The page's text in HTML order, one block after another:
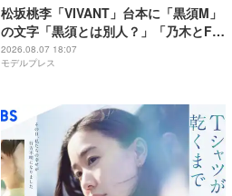
松坂桃李「VIVANT」台本に「黒須M」
の文字「黒須とは別人？」「乃木とFみ
たいな感じかな？」と考察白熱
2026.08.07 18:07
モデルプレス